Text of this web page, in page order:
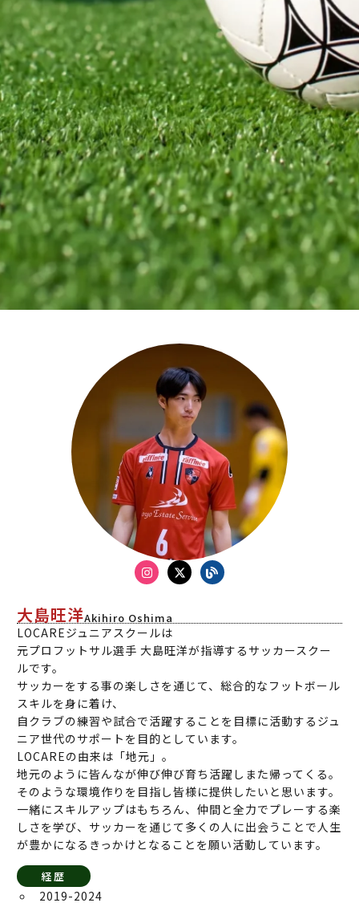
大島旺洋Akihiro Oshima
LOCAREジュニアスクールは
元プロフットサル選手 大島旺洋が指導するサッカースクー
ルです。
サッカーをする事の楽しさを通じて、総合的なフットボール
スキルを身に着け、
自クラブの練習や試合で活躍することを目標に活動するジュ
ニア世代のサポートを目的としています。
LOCAREの由来は「地元」。
地元のように皆んなが伸び伸び育ち活躍しまた帰ってくる。
そのような環境作りを目指し皆様に提供したいと思います。
一緒にスキルアップはもちろん、仲間と全力でプレーする楽
しさを学び、サッカーを通じて多くの人に出会うことで人生
が豊かになるきっかけとなることを願い活動しています。
経歴
2019-2024